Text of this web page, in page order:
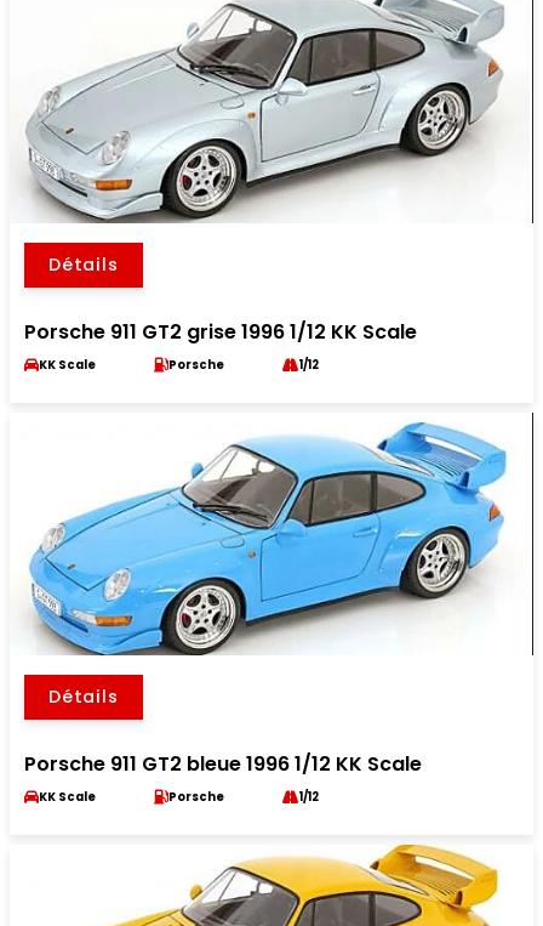
Détails
Porsche 911 GT2 grise 1996 1/12 KK Scale
KK Scale Porsche 1/12
Détails
Porsche 911 GT2 bleue 1996 1/12 KK Scale
KK Scale Porsche 1/12